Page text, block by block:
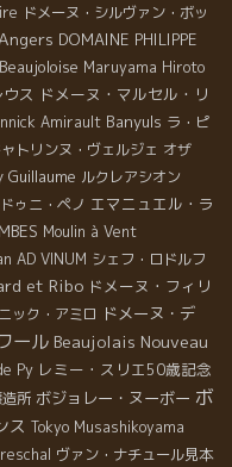
ドメーヌ・シルヴァン・ボッ
DOMAINE PHILIPPE
Beaujoloise Maruyama Hiroto
ス ドメーヌ・マルセル・リ
Amirault Banyuls ラ・ピ
トリンヌ・ヴェルジェ オザ
Guillaume ルクレアシオン
ドゥニ・ペノ エマニュエル・ラ
Moulin à Vent
AD VINUM シェフ・ロドルフ
et Ribo ドメーヌ・フィリ
ック・アミロ ドメーヌ・デ
ール Beaujolais Nouveau
Py レミー・スリエ50歳記念
所 ボジョレー・ヌーボー ボ
ス Tokyo Musashikoyama
ヴァン・ナチュール見本